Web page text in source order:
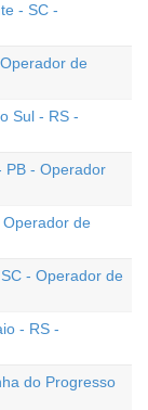
- SC -
de
Sul - RS -
PB - Operador
de
- Operador de
- RS -
do Progresso